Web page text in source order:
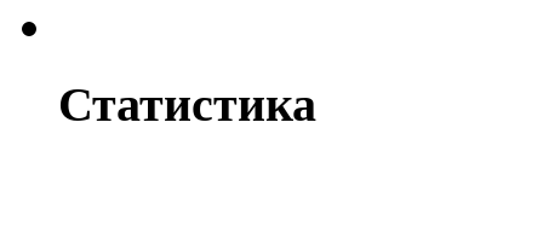
Статистика